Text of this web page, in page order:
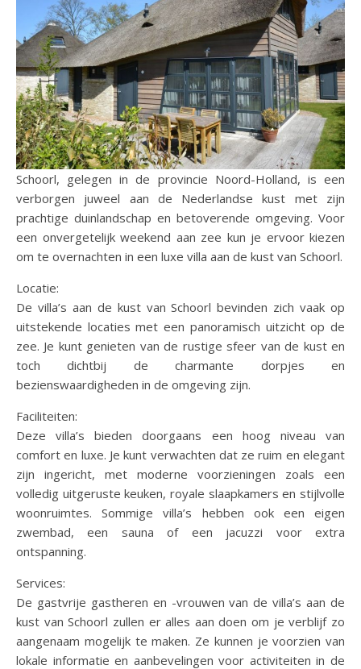
Schoorl, gelegen in de provincie Noord-Holland, is een
verborgen juweel aan de Nederlandse kust met zijn
prachtige duinlandschap en betoverende omgeving. Voor
een onvergetelijk weekend aan zee kun je ervoor kiezen
om te overnachten in een luxe villa aan de kust van Schoorl.
Locatie:
De villa’s aan de kust van Schoorl bevinden zich vaak op
uitstekende locaties met een panoramisch uitzicht op de
zee. Je kunt genieten van de rustige sfeer van de kust en
toch dichtbij de charmante dorpjes en
bezienswaardigheden in de omgeving zijn.
Faciliteiten:
Deze villa’s bieden doorgaans een hoog niveau van
comfort en luxe. Je kunt verwachten dat ze ruim en elegant
zijn ingericht, met moderne voorzieningen zoals een
volledig uitgeruste keuken, royale slaapkamers en stijlvolle
woonruimtes. Sommige villa’s hebben ook een eigen
zwembad, een sauna of een jacuzzi voor extra
ontspanning.
Services:
De gastvrije gastheren en -vrouwen van de villa’s aan de
kust van Schoorl zullen er alles aan doen om je verblijf zo
aangenaam mogelijk te maken. Ze kunnen je voorzien van
lokale informatie en aanbevelingen voor activiteiten in de